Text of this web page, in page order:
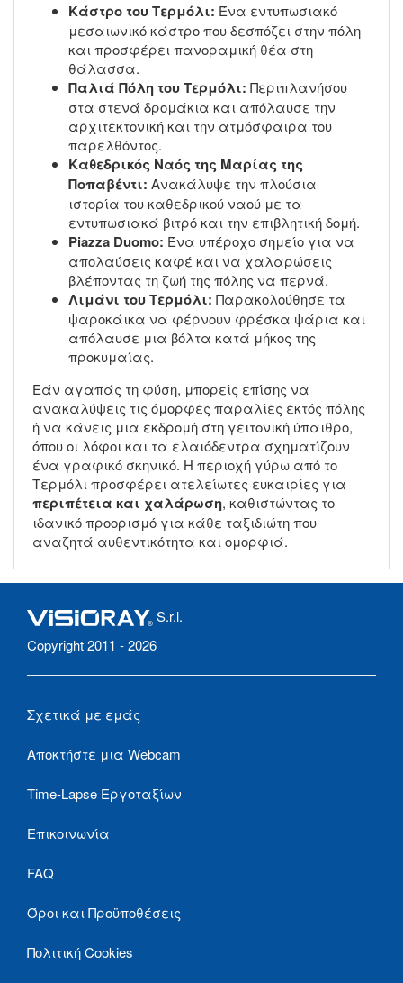
Κάστρο του Τερμόλι: Ένα εντυπωσιακό
μεσαιωνικό κάστρο που δεσπόζει στην πόλη
και προσφέρει πανοραμική θέα στη
θάλασσα.
Παλιά Πόλη του Τερμόλι: Περιπλανήσου
στα στενά δρομάκια και απόλαυσε την
αρχιτεκτονική και την ατμόσφαιρα του
παρελθόντος.
Καθεδρικός Ναός της Μαρίας της
Ποπαβέντι: Ανακάλυψε την πλούσια
ιστορία του καθεδρικού ναού με τα
εντυπωσιακά βιτρό και την επιβλητική δομή.
Piazza Duomo: Ένα υπέροχο σημείο για να
απολαύσεις καφέ και να χαλαρώσεις
βλέποντας τη ζωή της πόλης να περνά.
Λιμάνι του Τερμόλι: Παρακολούθησε τα
ψαροκάικα να φέρνουν φρέσκα ψάρια και
απόλαυσε μια βόλτα κατά μήκος της
προκυμαίας.
Εάν αγαπάς τη φύση, μπορείς επίσης να
ανακαλύψεις τις όμορφες παραλίες εκτός πόλης
ή να κάνεις μια εκδρομή στη γειτονική ύπαιθρο,
όπου οι λόφοι και τα ελαιόδεντρα σχηματίζουν
ένα γραφικό σκηνικό. Η περιοχή γύρω από το
Τερμόλι προσφέρει ατελείωτες ευκαιρίες για
περιπέτεια και χαλάρωση, καθιστώντας το
ιδανικό προορισμό για κάθε ταξιδιώτη που
αναζητά αυθεντικότητα και ομορφιά.
S.r.l.
Copyright 2011 - 2026
Σχετικά με εμάς
Αποκτήστε μια Webcam
Time-Lapse Εργοταξίων
Επικοινωνία
FAQ
Όροι και Προϋποθέσεις
Πολιτική Cookies